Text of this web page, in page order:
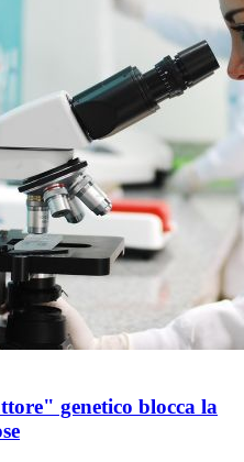
genetico blocca la